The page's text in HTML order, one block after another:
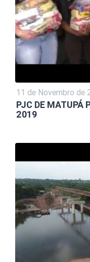
11 de Novembro de
PJC DE MATUPÁ
2019